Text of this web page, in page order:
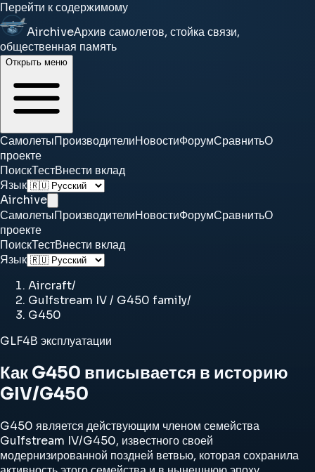
Перейти к содержимому
AirchiveАрхив самолетов, стойка связи,
общественная память
Открыть меню
СамолетыПроизводителиНовостиФорумСравнитьО
проекте
ПоискТестВнести вклад
Язык
Airchive
СамолетыПроизводителиНовостиФорумСравнитьО
проекте
ПоискТестВнести вклад
Язык
Aircraft/
Gulfstream IV / G450 family/
G450
GLF4В эксплуатации
Как G450 вписывается в историю
GIV/G450
G450 является действующим членом семейства
Gulfstream IV/G450, известного своей
модернизированной поздней ветвью, которая сохранила